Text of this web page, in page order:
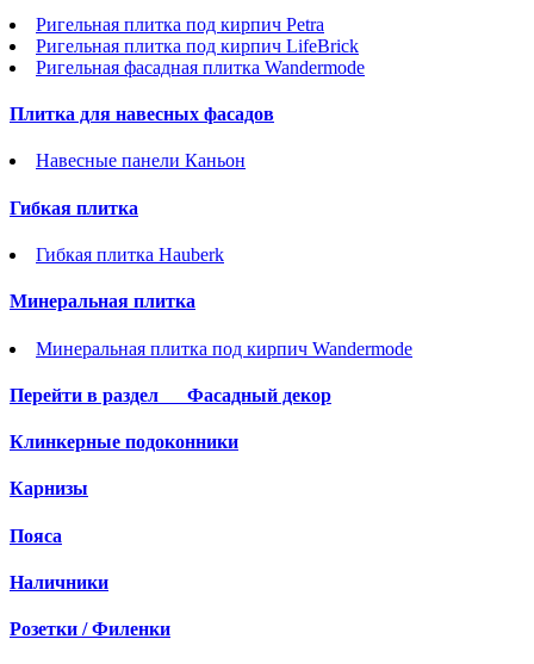
Ригельная плитка под кирпич Petra
Ригельная плитка под кирпич LifeBrick
Ригельная фасадная плитка Wandermode
Плитка для навесных фасадов
Навесные панели Каньон
Гибкая плитка
Гибкая плитка Hauberk
Минеральная плитка
Минеральная плитка под кирпич Wandermode
Перейти в раздел Фасадный декор
Клинкерные подоконники
Карнизы
Пояса
Наличники
Розетки / Филенки